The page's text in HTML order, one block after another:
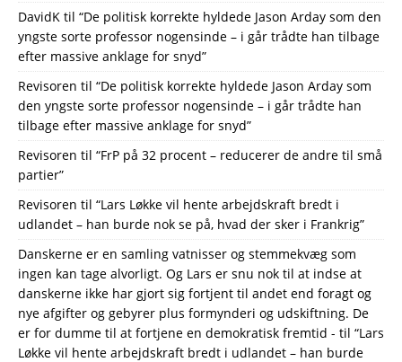
DavidK til “De politisk korrekte hyldede Jason Arday som den
yngste sorte professor nogensinde – i går trådte han tilbage
efter massive anklage for snyd”
Revisoren til “De politisk korrekte hyldede Jason Arday som
den yngste sorte professor nogensinde – i går trådte han
tilbage efter massive anklage for snyd”
Revisoren til “FrP på 32 procent – reducerer de andre til små
partier”
Revisoren til “Lars Løkke vil hente arbejdskraft bredt i
udlandet – han burde nok se på, hvad der sker i Frankrig”
Danskerne er en samling vatnisser og stemmekvæg som
ingen kan tage alvorligt. Og Lars er snu nok til at indse at
danskerne ikke har gjort sig fortjent til andet end foragt og
nye afgifter og gebyrer plus formynderi og udskiftning. De
er for dumme til at fortjene en demokratisk fremtid - til “Lars
Løkke vil hente arbejdskraft bredt i udlandet – han burde